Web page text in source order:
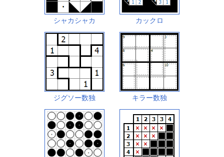
シャカシャカ カックロ
ジグソー数独 キラー数独